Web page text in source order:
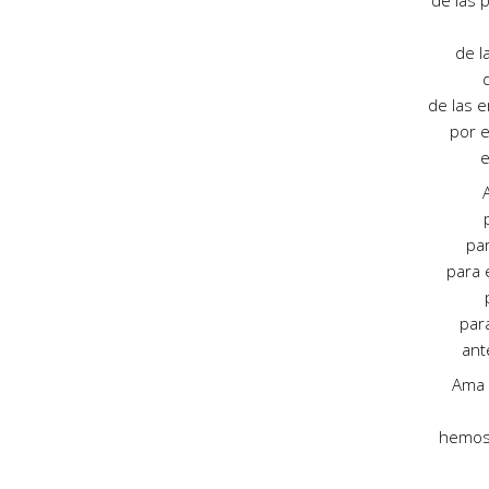
de
de las
por
para